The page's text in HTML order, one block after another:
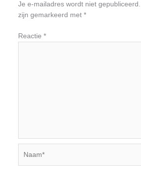
Je e-mailadres wordt niet gepubliceerd.
zijn gemarkeerd met *
Reactie *